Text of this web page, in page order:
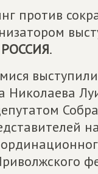
против
.
Николаева